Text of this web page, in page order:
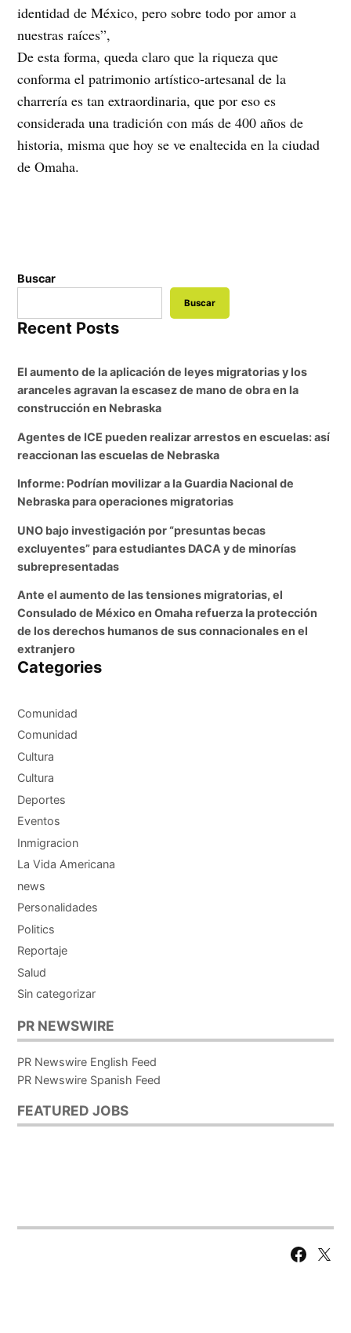
identidad de México, pero sobre todo por amor a
nuestras raíces”,
De esta forma, queda claro que la riqueza que
conforma el patrimonio artístico-artesanal de la
charrería es tan extraordinaria, que por eso es
considerada una tradición con más de 400 años de
historia, misma que hoy se ve enaltecida en la ciudad
de Omaha.
Buscar
Buscar
Recent Posts
El aumento de la aplicación de leyes migratorias y los
aranceles agravan la escasez de mano de obra en la
construcción en Nebraska
Agentes de ICE pueden realizar arrestos en escuelas: así
reaccionan las escuelas de Nebraska
Informe: Podrían movilizar a la Guardia Nacional de
Nebraska para operaciones migratorias
UNO bajo investigación por “presuntas becas
excluyentes” para estudiantes DACA y de minorías
subrepresentadas
Ante el aumento de las tensiones migratorias, el
Consulado de México en Omaha refuerza la protección
de los derechos humanos de sus connacionales en el
extranjero
Categories
Comunidad
Comunidad
Cultura
Cultura
Deportes
Eventos
Inmigracion
La Vida Americana
news
Personalidades
Politics
Reportaje
Salud
Sin categorizar
PR NEWSWIRE
PR Newswire English Feed
PR Newswire Spanish Feed
FEATURED JOBS
Facebook
X